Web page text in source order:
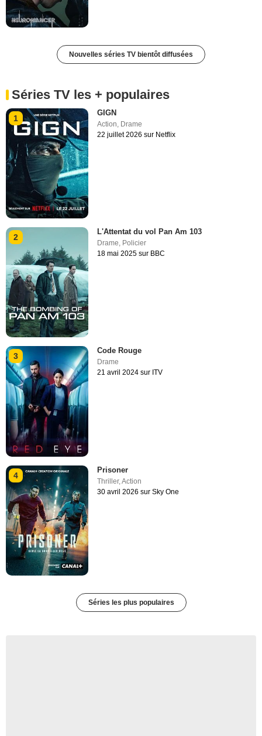
Nouvelles séries TV bientôt diffusées
Séries TV les + populaires
1
GIGN
Action Drame
22 juillet 2026 sur Netflix
2
L'Attentat du vol Pan Am 103
Drame, Policier
18 mai 2025 sur BBC
3
Code Rouge
Drame
21 avril 2024 sur ITV
4
Prisoner
Thriller,Action
30 avril 2026 sur Sky One
Séries les plus populaires